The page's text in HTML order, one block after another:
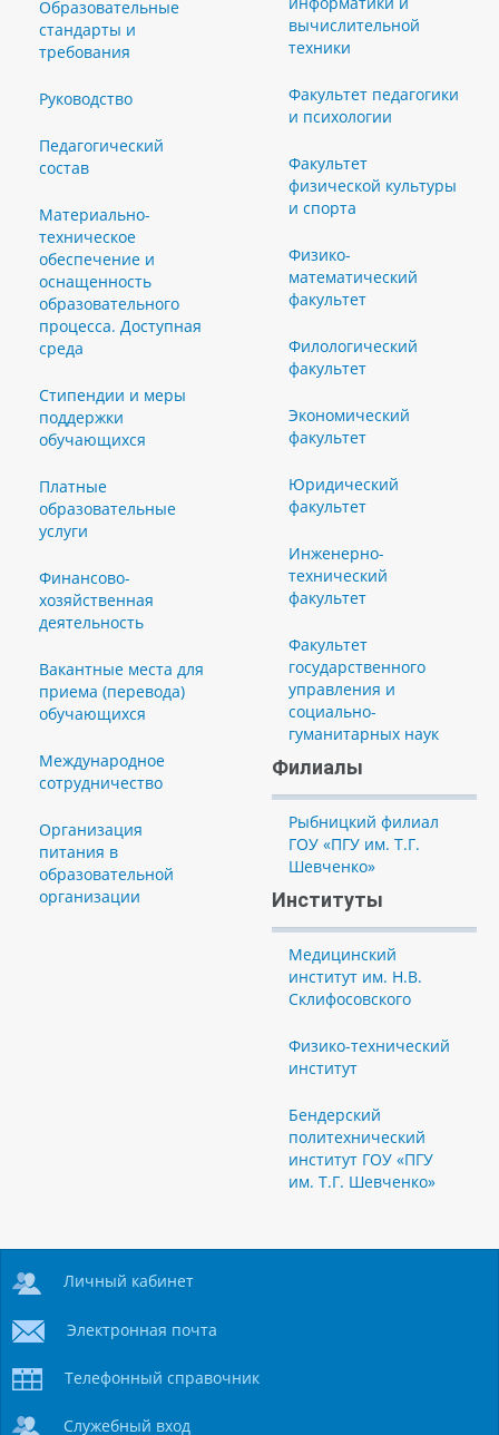
Образовательные
стандарты и
требования
Руководство
Педагогический
состав
Материально-
техническое
обеспечение и
оснащенность
образовательного
процесса. Доступная
среда
Стипендии и меры
поддержки
обучающихся
Платные
образовательные
услуги
Финансово-
хозяйственная
деятельность
Вакантные места для
приема (перевода)
обучающихся
Международное
сотрудничество
Организация
питания в
образовательной
организации
вычислительной
техники
Факультет педагогики
и психологии
Факультет
физической культуры
и спорта
Физико-
математический
факультет
Филологический
факультет
Экономический
факультет
Юридический
факультет
Инженерно-
технический
факультет
Факультет
государственного
управления и
социально-
гуманитарных наук
Филиалы
Рыбницкий филиал
ГОУ «ПГУ им. Т.Г.
Шевченко»
Институты
Медицинский
институт им. Н.В.
Склифосовского
Физико-технический
институт
Бендерский
политехнический
институт ГОУ «ПГУ
им. Т.Г. Шевченко»
Личный кабинет
Электронная почта
Телефонный справочник
Служебный вход